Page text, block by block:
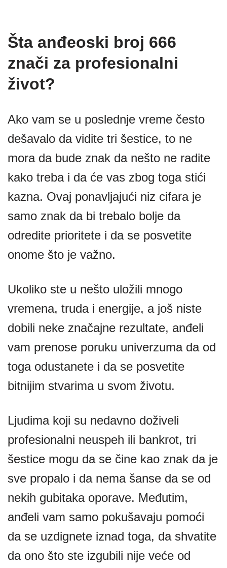
Šta anđeoski broj 666
znači za profesionalni
život?
Ako vam se u poslednje vreme često
dešavalo da vidite tri šestice, to ne
mora da bude znak da nešto ne radite
kako treba i da će vas zbog toga stići
kazna. Ovaj ponavljajući niz cifara je
samo znak da bi trebalo bolje da
odredite prioritete i da se posvetite
onome što je važno.
Ukoliko ste u nešto uložili mnogo
vremena, truda i energije, a još niste
dobili neke značajne rezultate, anđeli
vam prenose poruku univerzuma da od
toga odustanete i da se posvetite
bitnijim stvarima u svom životu.
Ljudima koji su nedavno doživeli
profesionalni neuspeh ili bankrot, tri
šestice mogu da se čine kao znak da je
sve propalo i da nema šanse da se od
nekih gubitaka oporave. Međutim,
anđeli vam samo pokušavaju pomoći
da se uzdignete iznad toga, da shvatite
da ono što ste izgubili nije veće od